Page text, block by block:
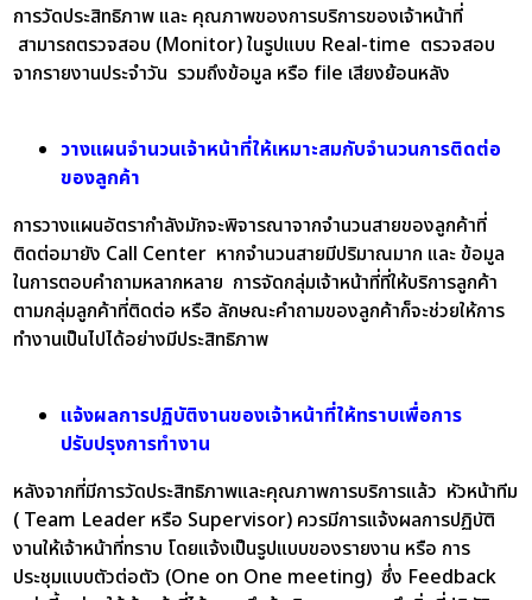
การวัดประสิทธิภาพ และ คุณภาพของการบริการของเจ้าหน้าที่
สามารถตรวจสอบ (Monitor) ในรูปแบบ Real-time ตรวจสอบ
จากรายงานประจำวัน รวมถึงข้อมูล หรือ file เสียงย้อนหลัง
วางแผนจำนวนเจ้าหน้าที่ให้เหมาะสมกับจำนวนการติดต่อ
ของลูกค้า
การวางแผนอัตรากำลังมักจะพิจารณาจากจำนวนสายของลูกค้าที่
ติดต่อมายัง Call Center หากจำนวนสายมีปริมาณมาก และ ข้อมูล
ในการตอบคำถามหลากหลาย การจัดกลุ่มเจ้าหน้าที่ที่ให้บริการลูกค้า
ตามกลุ่มลูกค้าที่ติดต่อ หรือ ลักษณะคำถามของลูกค้าก็จะช่วยให้การ
ทำงานเป็นไปได้อย่างมีประสิทธิภาพ
แจ้งผลการปฏิบัติงานของเจ้าหน้าที่ให้ทราบเพื่อการ
ปรับปรุงการทำงาน
หลังจากที่มีการวัดประสิทธิภาพและคุณภาพการบริการแล้ว หัวหน้าทีม
( Team Leader หรือ Supervisor) ควรมีการแจ้งผลการปฏิบัติ
งานให้เจ้าหน้าที่ทราบ โดยแจ้งเป็นรูปแบบของรายงาน หรือ การ
ประชุมแบบตัวต่อตัว (One on One meeting) ซึ่ง Feedback